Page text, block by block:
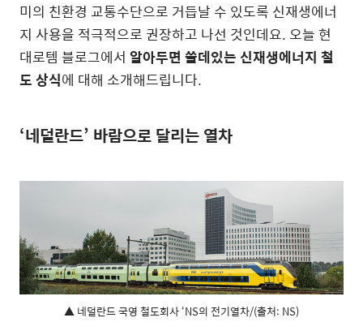
미의 친환경 교통수단으로 거듭날 수 있도록 신재생에너
지 사용을 적극적으로 권장하고 나선 것인데요. 오늘 현
대로템 블로그에서 알아두면 쓸데있는 신재생에너지 철
도 상식에 대해 소개해드립니다.
‘네덜란드’ 바람으로 달리는 열차
▲ 네덜란드 국영 철도회사 ‘NS의 전기열차/(출처: NS)